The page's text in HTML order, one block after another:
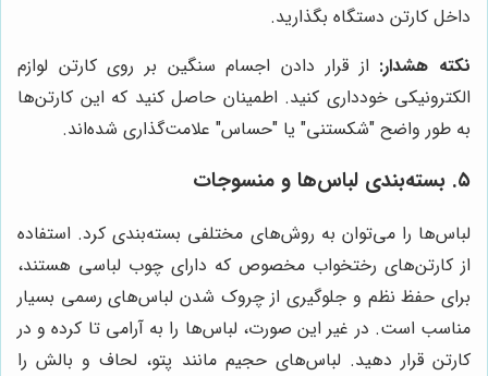
داخل کارتن دستگاه بگذارید.
نکته هشدار: از قرار دادن اجسام سنگین بر روی کارتن لوازم
الکترونیکی خودداری کنید. اطمینان حاصل کنید که این کارتن‌ها
به طور واضح "شکستنی" یا "حساس" علامت‌گذاری شده‌اند.
۵. بسته‌بندی لباس‌ها و منسوجات
لباس‌ها را می‌توان به روش‌های مختلفی بسته‌بندی کرد. استفاده
از کارتن‌های رختخواب مخصوص که دارای چوب لباسی هستند،
برای حفظ نظم و جلوگیری از چروک شدن لباس‌های رسمی بسیار
مناسب است. در غیر این صورت، لباس‌ها را به آرامی تا کرده و در
کارتن قرار دهید. لباس‌های حجیم مانند پتو، لحاف و بالش را